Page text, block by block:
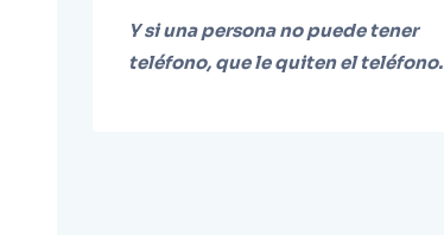
Y si una persona no puede tener
teléfono, que le quiten el teléfono.